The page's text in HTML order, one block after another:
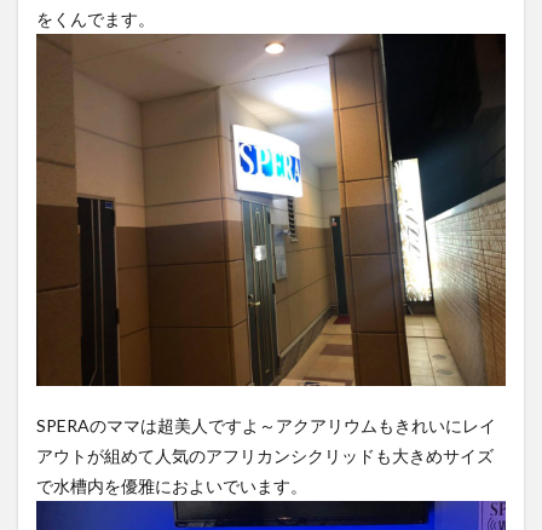
をくんでます。
SPERAのママは超美人ですよ～アクアリウムもきれいにレイ
アウトが組めて人気のアフリカンシクリッドも大きめサイズ
で水槽内を優雅におよいでいます。